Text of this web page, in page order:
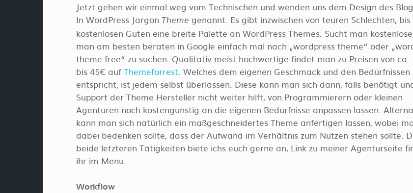
Jetzt gehen wir einmal weg vom Technischen und wenden uns dem Design des
In WordPress Jargon Theme genannt. Es gibt inzwischen von teuren Schlechten, bis
kostenlosen Guten eine breite Palette an WordPress Themes. Sucht man
man am besten beraten in Google einfach mal nach „wordpress theme“ oder
theme free“ zu suchen. Qualitativ meist hochwertige findet man zu Preisen von ca.
bis 45€ auf Themeforrest. Welches dem eigenen Geschmack und den Bedürfnissen
entspricht, ist jedem selbst überlassen. Diese kann man sich dann, falls benötigt
Support der Theme Hersteller nicht weiter hilft, von Programmierern oder kleinen
Agenturen noch kostengünstig an die eigenen Bedürfnisse anpassen lassen.
kann man sich natürlich ein maßgeschneidertes Theme anfertigen lassen, wobei
dabei bedenken sollte, dass der Aufwand im Verhältnis zum Nutzen stehen sollte.
beide letzteren Tätigkeiten biete ichs euch gerne an, Link zu meiner Agenturseite
ihr im Menü.
Workflow